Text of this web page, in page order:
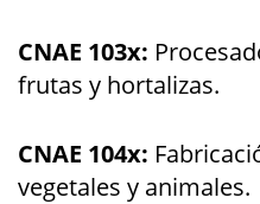
CNAE 103x:
frutas y hortalizas.
CNAE 104x:
vegetales y animales.